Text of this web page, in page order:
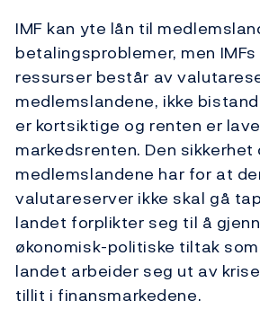
IMF kan yte lån til
betalingsproblemer, men
ressurser består av
medlemslandene, ikke
er kortsiktige og renten er
markedsrenten. Den sikkerhet
medlemslandene har for at
valutareserver ikke skal gå
landet forplikter seg til å
økonomisk-politiske tiltak
landet arbeider seg ut av
tillit i finansmarkedene.